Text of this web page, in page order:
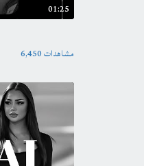
01:25
6,450 مشاهدات